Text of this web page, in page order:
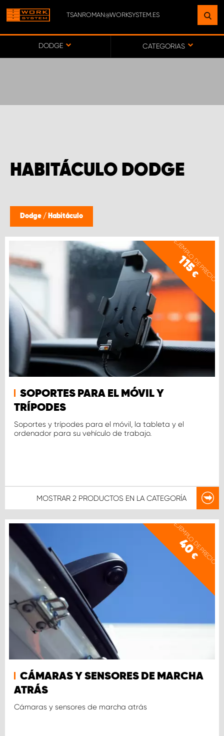
TSANROMAN@WORKSYSTEM.ES
DODGE CATEGORIAS
HABITÁCULO DODGE
Dodge / Habitáculo
EJEMPLO DE PRECIO
115
€
SOPORTES PARA EL MÓVIL Y
TRÍPODES
Soportes y trípodes para el móvil, la tableta y el
ordenador para su vehículo de trabajo.
MOSTRAR 2 PRODUCTOS EN LA CATEGORÍA
EJEMPLO DE PRECIO
40
€
CÁMARAS Y SENSORES DE MARCHA
ATRÁS
Cámaras y sensores de marcha atrás
ENCUENTRE UNA INSTALACIÓN
CERCA DE USTED